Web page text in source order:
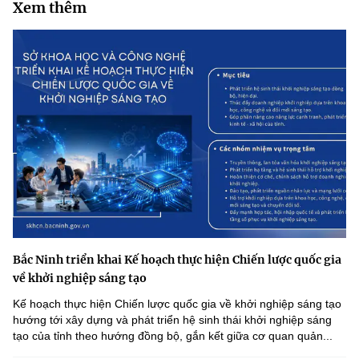
Xem thêm
Bắc Ninh triển khai Kế hoạch thực hiện Chiến lược quốc gia
về khởi nghiệp sáng tạo
Kế hoạch thực hiện Chiến lược quốc gia về khởi nghiệp sáng tạo
hướng tới xây dựng và phát triển hệ sinh thái khởi nghiệp sáng
tạo của tỉnh theo hướng đồng bộ, gắn kết giữa cơ quan quản...